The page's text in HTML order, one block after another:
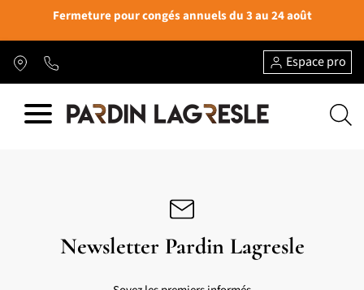
Fermeture pour congés annuels du 3 au 24 août
Espace pro
Newsletter Pardin Lagresle